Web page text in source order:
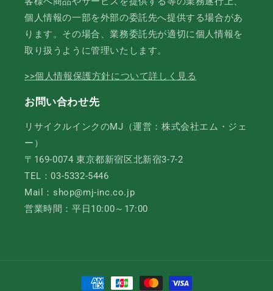
個人情報の一部を外部の委託先へ提供する場合があ
ります。その場合、業務委託先が適切に個人情報を
取り扱うように管理いたします。
>>個人情報保護方針について詳しく見る
お問い合わせ先
リサイクルインクのMJ（運営：株式会社エム・ジェ
ー）
〒169-0074 東京都新宿区北新宿3-7-2
TEL：03-5332-5446
Mail：shop@mj-inc.co.jp
営業時間：平日10:00～17:00
決